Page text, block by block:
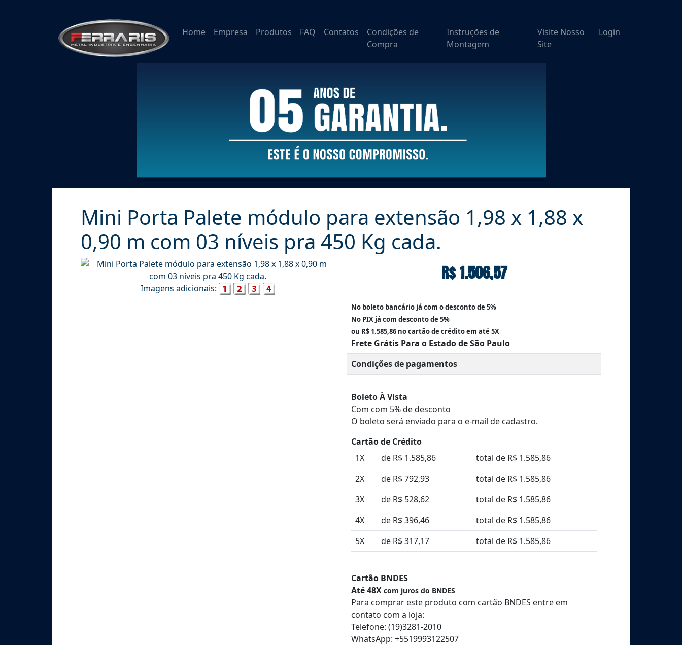
Home Empresa Produtos FAQ Contatos
Condições de
Compra
Instruções de
Montagem
Visite Nosso
Site
Login
Mini Porta Palete módulo para extensão 1,98 x 1,88 x
0,90 m com 03 níveis pra 450 Kg cada.
Imagens adicionais:
R$ 1.506,57
No boleto bancário já com o desconto de 5%
No PIX já com desconto de 5%
ou R$ 1.585,86 no cartão de crédito em até 5X
Frete Grátis Para o Estado de São Paulo
Condições de pagamentos
Boleto À Vista
Com com 5% de desconto
O boleto será enviado para o e-mail de cadastro.
Cartão de Crédito
1X
de R$ 1.585,86
total de R$ 1.585,86
2X
de R$ 792,93
total de R$ 1.585,86
3X
de R$ 528,62
total de R$ 1.585,86
4X
de R$ 396,46
total de R$ 1.585,86
5X
de R$ 317,17 total de R$ 1.585,86
Cartão BNDES
Até 48X com juros do BNDES
Para comprar este produto com cartão BNDES entre em
contato com a loja:
Telefone: (19)3281-2010
WhatsApp: +5519993122507